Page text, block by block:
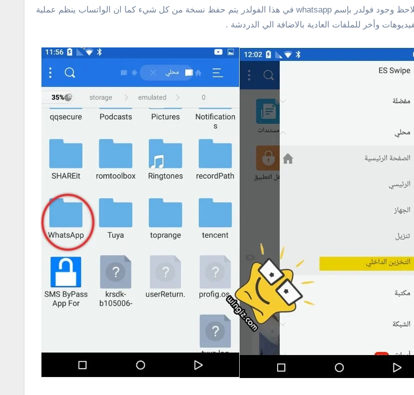
يحدث عند استخدام اي من برامج تصفح ملفات الأندرويد سوف تلاحظ وجود فولدر بإسم whatsapp في هذا الفولدر يتم حفظ نسخة من كل شيء كما ان الواتساب ينظم عملية
وأخر للملفات العادية بالاضافة الي الدردشة .